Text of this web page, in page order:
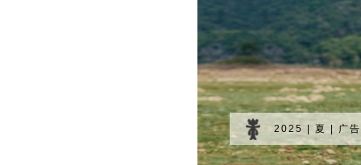
2025 | 夏 | 广告